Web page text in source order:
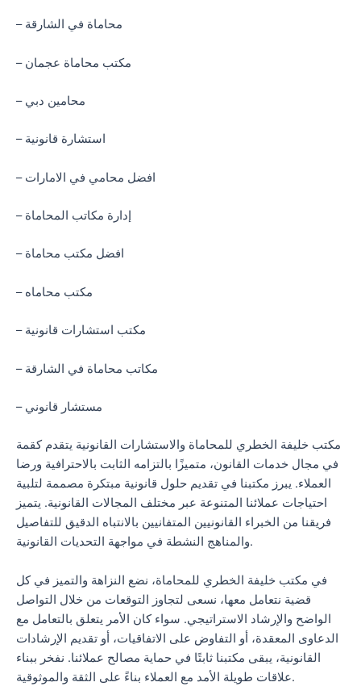
– محاماة في الشارقة
– مكتب محاماة عجمان
– محامين دبي
– استشارة قانونية
– افضل محامي في الامارات
– إدارة مكاتب المحاماة
– افضل مكتب محاماة
– مكتب محاماه
– مكتب استشارات قانونية
– مكاتب محاماة في الشارقة
– مستشار قانوني
مكتب خليفة الخطري للمحاماة والاستشارات القانونية يتقدم كقمة
في مجال خدمات القانون، متميزًا بالتزامه الثابت بالاحترافية ورضا
العملاء. يبرز مكتبنا في تقديم حلول قانونية مبتكرة مصممة لتلبية
احتياجات عملائنا المتنوعة عبر مختلف المجالات القانونية. يتميز
فريقنا من الخبراء القانونيين المتفانيين بالانتباه الدقيق للتفاصيل
والمناهج النشطة في مواجهة التحديات القانونية.
في مكتب خليفة الخطري للمحاماة، نضع النزاهة والتميز في كل
قضية نتعامل معها، نسعى لتجاوز التوقعات من خلال التواصل
الواضح والإرشاد الاستراتيجي. سواء كان الأمر يتعلق بالتعامل مع
الدعاوى المعقدة، أو التفاوض على الاتفاقيات، أو تقديم الإرشادات
القانونية، يبقى مكتبنا ثابتًا في حماية مصالح عملائنا. نفخر ببناء
علاقات طويلة الأمد مع العملاء بناءً على الثقة والموثوقية.